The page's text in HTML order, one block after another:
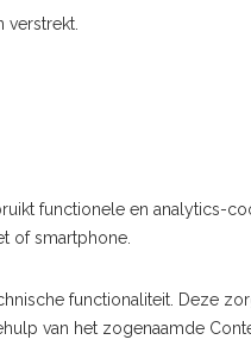
verstrekt.
functionele en
of smartphone.
functionaliteit. Deze
van het zogenaamde